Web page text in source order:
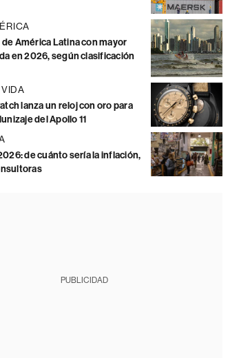
América Latina con mayor
en 2026, según clasificación
lanza un reloj con oro para
del Apollo 11
de cuánto sería la inflación,
PUBLICIDAD